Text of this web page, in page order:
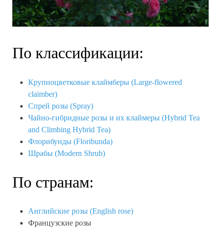
По классификации:
Крупноцветковые клаймберы (Large-flowered
claimber)
Спрей розы (Spray)
Чайно-гибридные розы и их клаймеры (Hybrid Tea
and Climbing Hybrid Tea)
Флорибунды (Floribunda)
Шрабы (Modern Shrub)
По странам:
Английские розы (English rose)
Французские розы